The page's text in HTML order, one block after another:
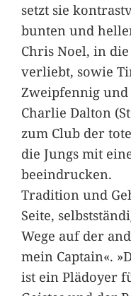
setzt sie
bunten und
Chris Noel, in
verliebt, sowie
Zweipfennig
Charlie Dalton
zum Club der
die Jungs mit
beeindrucken.
Tradition und
Seite,
Wege auf der
mein Captain«.
ist ein Plädoyer